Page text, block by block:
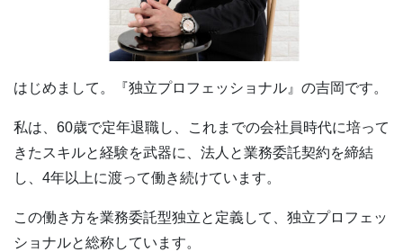
はじめまして。『独立プロフェッショナル』の吉岡です。
私は、60歳で定年退職し、これまでの会社員時代に培って
きたスキルと経験を武器に、法人と業務委託契約を締結
し、4年以上に渡って働き続けています。
この働き方を業務委託型独立と定義して、独立プロフェッ
ショナルと総称しています。